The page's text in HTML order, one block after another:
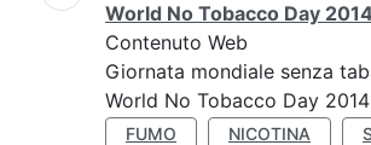
World No Tobacco Day 2014
Contenuto Web
Giornata mondiale senza
World No Tobacco Day 2014
FUMO NICOTINA